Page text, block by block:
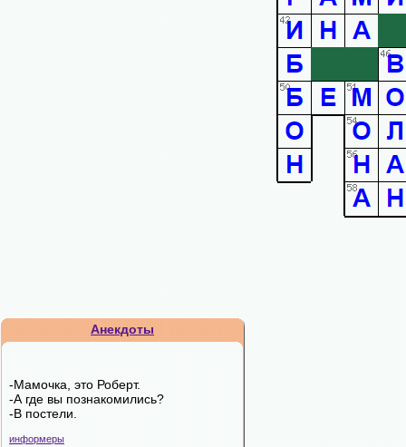
Анекдоты
-Мамочка, это Роберт.
-А где вы познакомились?
-В постели.
информеры